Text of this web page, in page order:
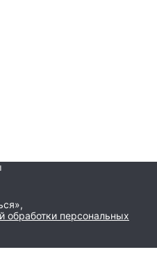
обработки персональных